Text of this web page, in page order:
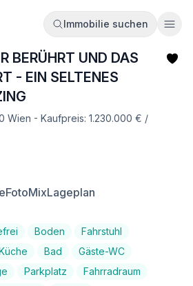
Immobilie suchen
BERÜHRT UND DAS
- EIN SELTENES
Wien - Kaufpreis: 1.230.000 € /
FotoMixLageplan
Boden
Fahrstuhl
Bad
Gäste-WC
Parkplatz
Fahrradraum